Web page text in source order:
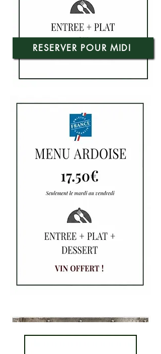
RESERVER POUR MIDI